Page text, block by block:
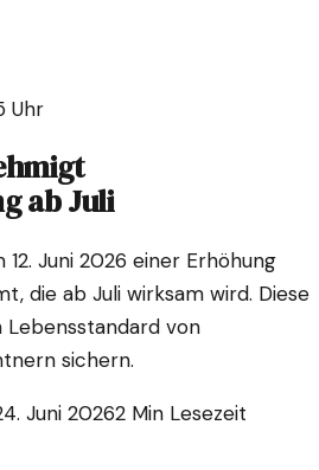
Uhr
ab Juli
Juni 2026 einer Erhöhung
die ab Juli wirksam wird. Diese
Lebensstandard von
sichern.
Juni 20262 Min Lesezeit